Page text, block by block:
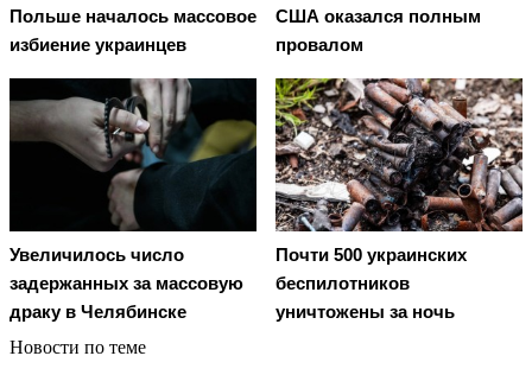
Польше началось массовое
избиение украинцев
США оказался полным
провалом
Увеличилось число
задержанных за массовую
драку в Челябинске
Почти 500 украинских
беспилотников
уничтожены за ночь
Новости по теме